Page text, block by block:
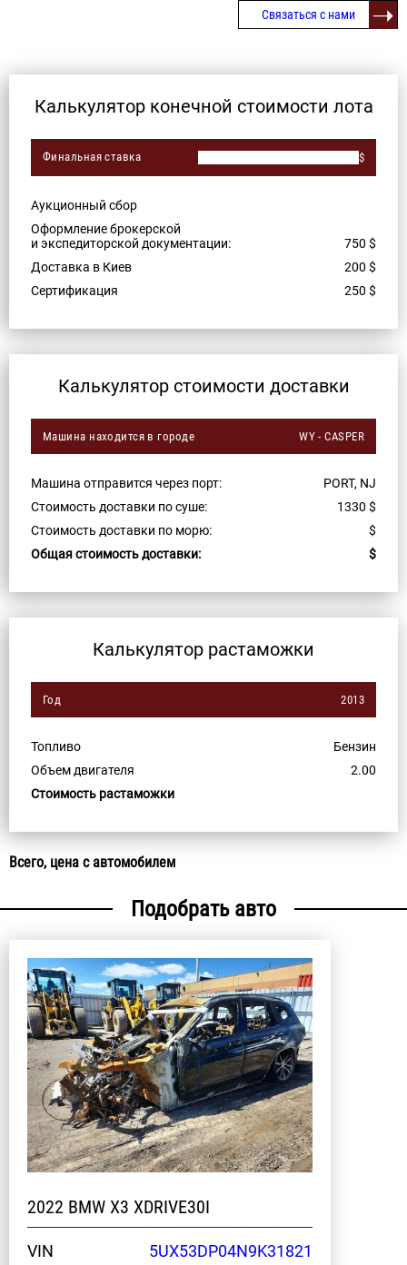
Связаться с нами
Калькулятор конечной стоимости лота
Финальная ставка $
Аукционный сбор
Оформление брокерской
и экспедиторской документации:
750 $
Доставка в Киев
200 $
Сертификация
250 $
Калькулятор стоимости доставки
Машина находится в городе WY - CASPER
Машина отправится через порт:
PORT, NJ
Стоимость доставки по суше:
1330 $
Стоимость доставки по морю:
$
Общая стоимость доставки:
$
Калькулятор растаможки
Год 2013
Топливо
Бензин
Объем двигателя
2.00
Стоимость растаможки
Всего, цена с автомобилем
Подобрать авто
2022 BMW X3 XDRIVE30I
VIN
5UX53DP04N9K31821